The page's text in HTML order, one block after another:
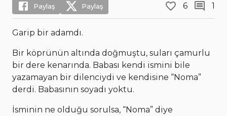
Paylaş Paylaş 6 1
Garip bir adamdı.
Bir köprünün altında doğmuştu, suları çamurlu
bir dere kenarında. Babası kendi ismini bile
yazamayan bir dilenciydi ve kendisine “Noma”
derdi. Babasının soyadı yoktu.
İsminin ne olduğu sorulsa, “Noma” diye